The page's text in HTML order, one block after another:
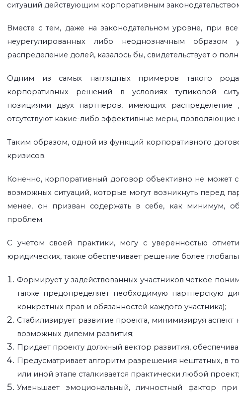
ситуаций действующим корпоративным
Вместе с тем, даже на законодательном уровне, при
неурегулированных либо неоднозначным образом
распределение долей, казалось бы, свидетельствует о
Одним из самых наглядных примеров такого рода
корпоративных решений в условиях тупиковой
позициями двух партнеров, имеющих распределение
отсутствуют какие-либо эффективные меры, позволяющие
Таким образом, одной из функций корпоративного
кризисов.
Конечно, корпоративный договор объективно не может
возможных ситуаций, которые могут возникнуть перед
менее, он призван содержать в себе, как минимум,
проблем.
С учетом своей практики, могу с уверенностью
юридических, также обеспечивает решение более
Формирует у задействованных участников четкое
также предопределяет необходимую партнерскую
конкретных прав и обязанностей каждого участника);
Стабилизирует развитие проекта, минимизируя
возможных дилемм развития;
Придает проекту должный вектор развития,
Предусматривает алгоритм разрешения нештатных, в
или иной этапе сталкивается практически любой проект;
Уменьшает эмоциональный, личностный фактор